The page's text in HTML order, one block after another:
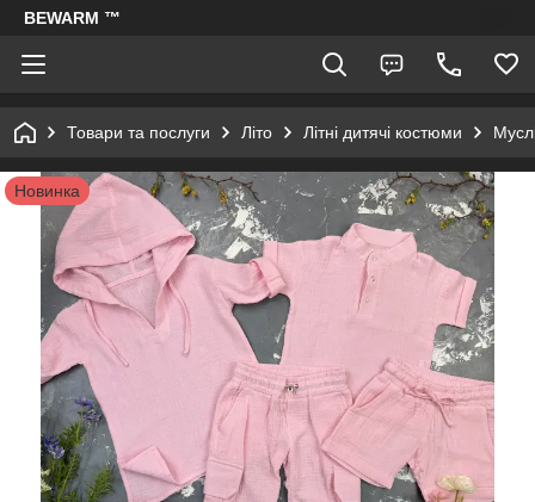
BEWARM ™
Товари та послуги Літо Літні дитячі костюми
Новинка